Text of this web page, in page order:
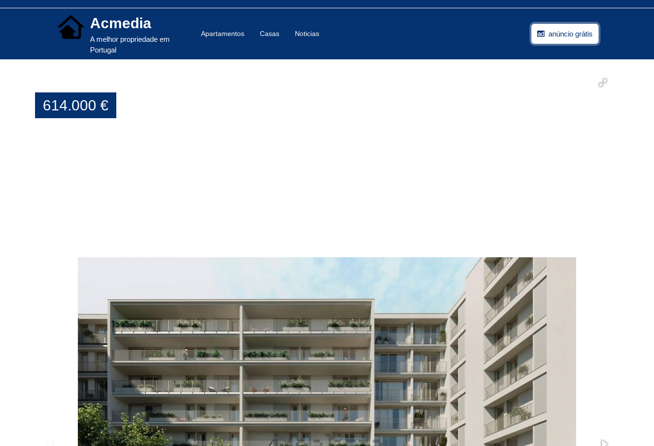
Acmedia
A melhor propriedade em
Portugal
Apartamentos Casas Noticias anúncio grátis
614.000 €